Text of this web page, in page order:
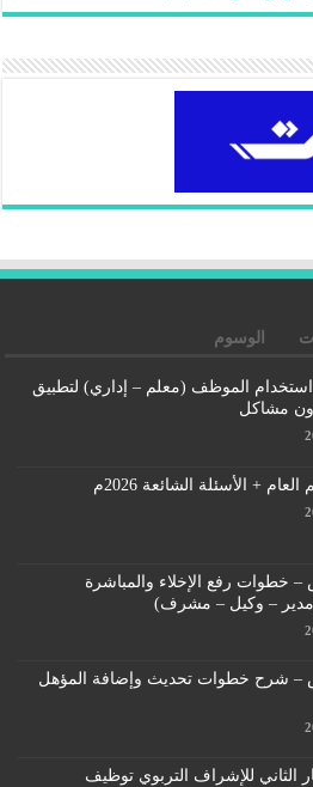
الوسوم
استخدام الموظف (معلم – إداري) لتطبيق
مشاكل
+ الأسئلة الشائعة 2026م
خطوات رفع الإخلاء والمباشرة
– وكيل – مشرف)
– شرح خطوات تحديث وإضافة المؤهل
الثاني للإشراف التربوي توظيف